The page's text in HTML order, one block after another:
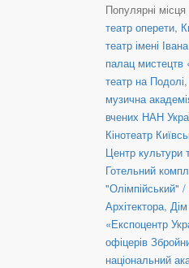
Популярні
театр оперети,
театр імені
палац мистецтв
театр на Подолі,
музична
вчених НАН
Кінотеатр
Центр
Готельний
"Олімпійський"
Архітектора,
«Експоцентр
офіцерів
національний